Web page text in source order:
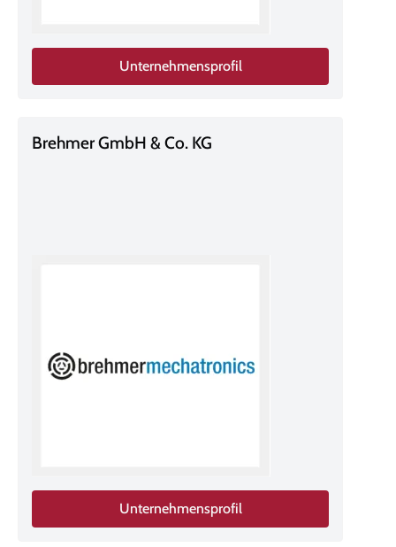
Unternehmensprofil
Brehmer GmbH & Co. KG
Unternehmensprofil